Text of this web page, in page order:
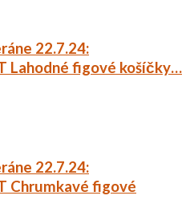
22.7.24:
Lahodné figové košíčky…
22.7.24:
Chrumkavé figové